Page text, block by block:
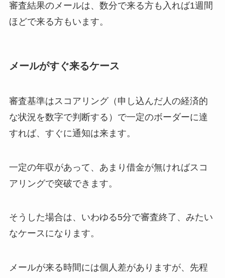
審査結果のメールは、数分で来る方も入れば1週間
ほどで来る方もいます。
メールがすぐ来るケース
審査基準はスコアリング（申し込んだ人の経済的
な状況を数字で判断する）で一定のボーダーに達
すれば、すぐに通知は来ます。
一定の年収があって、あまり借金が無ければスコ
アリングで突破できます。
そうした場合は、いわゆる5分で審査終了、みたい
なケースになります。
メールが来る時間には個人差がありますが、先程